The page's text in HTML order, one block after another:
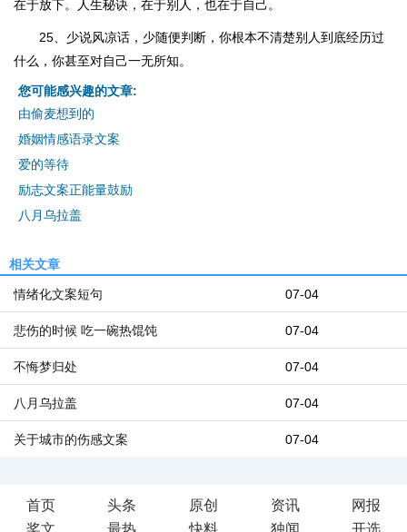
在于放下。人生秘诀，在于别人，也在于自己。
25、少说风凉话，少随便判断，你根本不清楚别人到底经历过
什么，你甚至对自己一无所知。
您可能感兴趣的文章:
由偷麦想到的
婚姻情感语录文案
爱的等待
励志文案正能量鼓励
八月乌拉盖
相关文章
07-04
情绪化文案短句
07-04
悲伤的时候 吃一碗热馄饨
07-04
不悔梦归处
07-04
八月乌拉盖
07-04
关于城市的伤感文案
首页 头条 原创 资讯
网报
奖文
最热 快料 独闻 开选